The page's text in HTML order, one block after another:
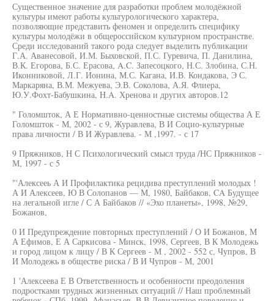
Существенное значение для разработки проблем молодёжной
культуры имеют работы культурологического характера,
позволяющие представить феномен и определить специфику
культуры молодёжи в общероссийском культурном пространстве.
Среди исследований такого рода следует выделить публикации
Г.А. Аванесовой, И.М. Быховской, П.С. Гуревича, П. Данилина,
В.К. Егорова, Б.С. Ерасова, A.C. Запесоцкого, Н.С. Злобина, С.Н.
Иконниковой, Л.Г. Ионина, М.С. Кагана, И.В. Кондакова, Э С.
Маркаряна, В.М. Межуева, Э.В. Соколова, А.Я. Флиера,
Ю.У.Фохт-Бабушкина, H.A. Хренова и других авторов.12
" Голомшток, А Е Нормативно-ценностные системы общества А Е
Голомшток - М, 2002 - с 9, Журавлева, В И Социо-культурные
права личности / В И Журавлева. - М ,1997. - с 17
9 Пряжников, Н С Психологический смысл труда /НС Пряжников -
М, 1997 - с 5
"'Алексееь А И Профилактика рецидива преступлений молодых !
А И Алексеев, Ю В Солопанов — М, 1980, Байбаков, CA Будущее
на легальной игле / С А Байбаков // «Эхо планеты», 1998, №29,
Божанов,
0 И Предупреждение повторных преступлений / О И Божанов, М
А Ефимов, Е А Саркисова - Минск, 1998, Сергеев, В К Молодежь
и город лицом к лицу / В К Сергеев - М , 2002 - 552 с, Чупров, В
И Молодежь в обществе риска / В И Чупров - М, 2001
1 'Алексеева Е В Ответственность и особенности преодоления
подростками трудных жизненных ситуаций // Наш проблемный